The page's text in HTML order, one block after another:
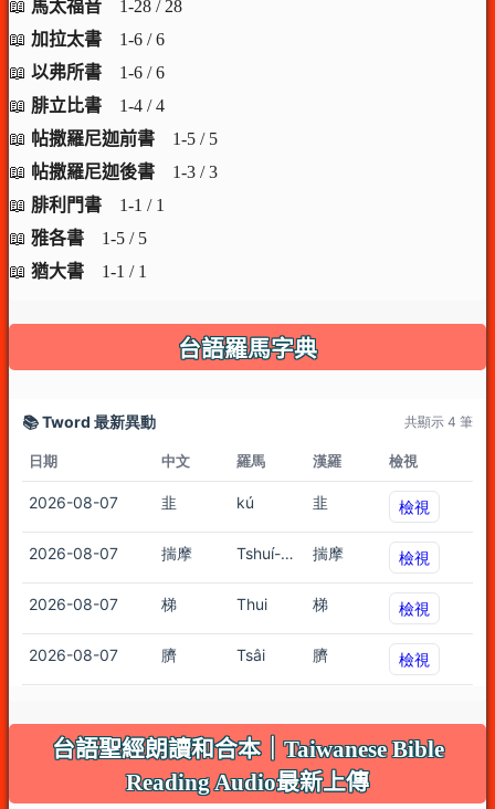
📖 馬太福音 1-28 / 28
📖 加拉太書 1-6 / 6
📖 以弗所書 1-6 / 6
📖 腓立比書 1-4 / 4
📖 帖撒羅尼迦前書 1-5 / 5
📖 帖撒羅尼迦後書 1-3 / 3
📖 腓利門書 1-1 / 1
📖 雅各書 1-5 / 5
📖 猶大書 1-1 / 1
台語羅馬字典
台語聖經朗讀和合本｜Taiwanese Bible
Reading Audio最新上傳